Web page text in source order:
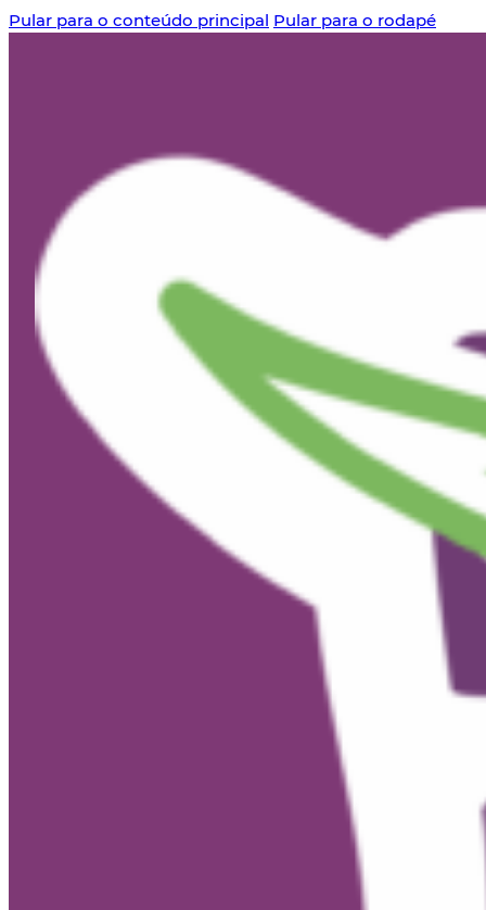
Pular para o conteúdo principal Pular para o rodapé